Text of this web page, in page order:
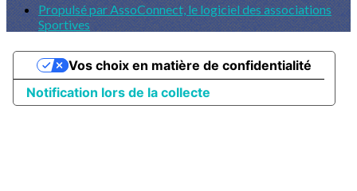
Propulsé par AssoConnect, le logiciel des associations
Sportives
Notification lors de la collecte
Vos choix en matière de confidentialité